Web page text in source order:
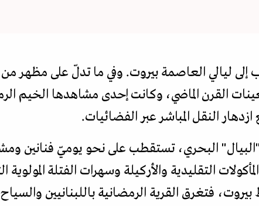
ليالي العاصمة بيروت. وفي ما تدلّ على مظهر من
القرن الماضي، وكانت إحدى مشاهدها الخيم
النقل المباشر عبر الفضائيات.
البحري، تستقطب على نحو يوميّ فنانين
التقليدية والأركيلة وسهرات الفتلة
فتغرق القرية الرمضانية باللبنانيين